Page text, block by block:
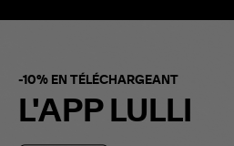
-10% EN TÉLÉCHARGEANT
L'APP LULLI